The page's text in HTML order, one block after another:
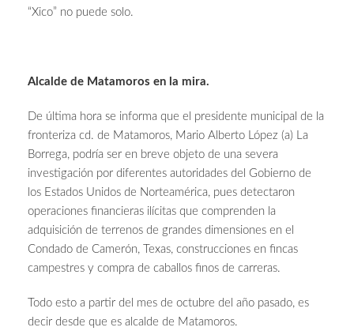
“Xico” no puede solo.
Alcalde de Matamoros en la mira.
De última hora se informa que el presidente municipal de la
fronteriza cd. de Matamoros, Mario Alberto López (a) La
Borrega, podría ser en breve objeto de una severa
investigación por diferentes autoridades del Gobierno de
los Estados Unidos de Norteamérica, pues detectaron
operaciones financieras ilícitas que comprenden la
adquisición de terrenos de grandes dimensiones en el
Condado de Camerón, Texas, construcciones en fincas
campestres y compra de caballos finos de carreras.
Todo esto a partir del mes de octubre del año pasado, es
decir desde que es alcalde de Matamoros.